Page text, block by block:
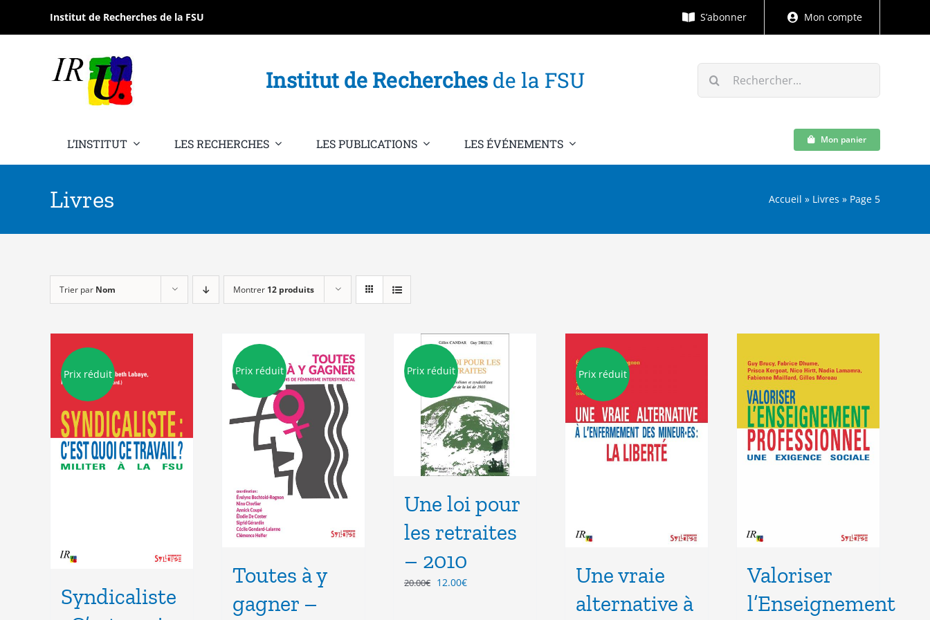
contenu
Institut de Recherches de la FSU S’abonner Mon compte
Institut de Recherchesde la FSU Rechercher:
L’INSTITUT LES RECHERCHES LES PUBLICATIONS LES ÉVÉNEMENTS Mon panier
Livres Accueil » Livres » Page 5
Trier par Nom Montrer 12 produits
Prix réduit
Syndicaliste
Prix réduit
Toutes à y
gagner –
Prix réduit
Une loi pour
les retraites
– 2010
20.00€ Le
12.00€Le
Prix réduit
Une vraie
alternative à
Valoriser
l’Enseignement